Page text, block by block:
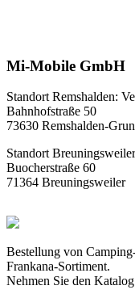
Mi-Mobile GmbH
Standort Remshalden:
Bahnhofstraße 50
73630 Remshalden-
Standort
Buocherstraße 60
71364 Breuningsweiler
Bestellung von
Frankana-Sortiment.
Nehmen Sie den